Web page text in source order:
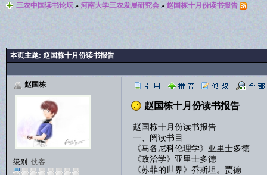
三农中国读书论坛» 河南大学三农发展研究会» 赵国栋十月份读书报告
本页主题: 赵国栋十月份读书报告
赵国栋
级别: 侠客
赵国栋十月份读书报告
赵国栋十月份读书报告
一、阅读书目
《马各尼科伦理学》亚里士多德
《政治学》亚里士多德
《苏菲的世界》乔斯坦。贾德